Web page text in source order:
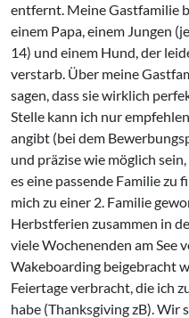
entfernt. Meine Gastfamilie
einem Papa, einem Jungen
14) und einem Hund, der
verstarb. Über meine
sagen, dass sie wirklich
Stelle kann ich nur
angibt (bei dem
und präzise wie möglich
es eine passende Familie zu
mich zu einer 2. Familie
Herbstferien zusammen in
viele Wochenenden am See
Wakeboarding beigebracht
Feiertage verbracht, die ich
habe (Thanksgiving zB). Wir